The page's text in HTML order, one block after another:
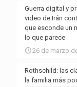
Guerra digital y
video de Irán
que esconde un
lo que parece
26 de marzo
Rothschild: las
la familia más